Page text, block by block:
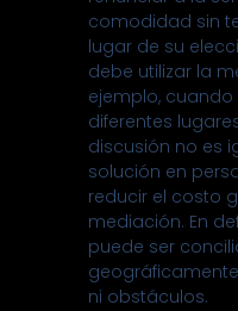
comodidad sin
lugar de su
debe utilizar la
ejemplo,
diferentes
discusión no es
solución en
reducir el costo
mediación. En
puede ser
ni obstáculos.